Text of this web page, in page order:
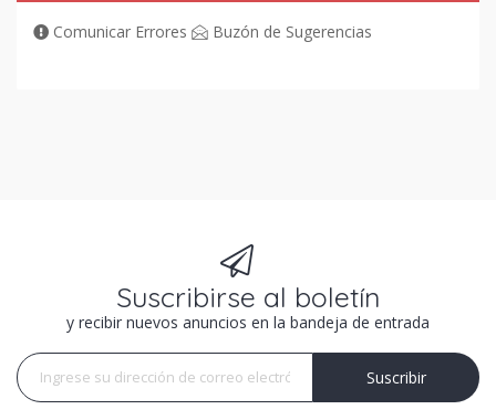
Comunicar Errores Buzón de Sugerencias
Suscribirse al boletín
y recibir nuevos anuncios en la bandeja de entrada
Suscribir